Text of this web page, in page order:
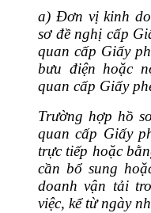
a) Đơn vị kinh
sơ đề nghị cấp
quan cấp Giấy
bưu điện hoặc
quan cấp Giấy
Trường hợp hồ
quan cấp Giấy
trực tiếp hoặc
cần bổ sung
doanh vận tải
việc, kể từ ngày